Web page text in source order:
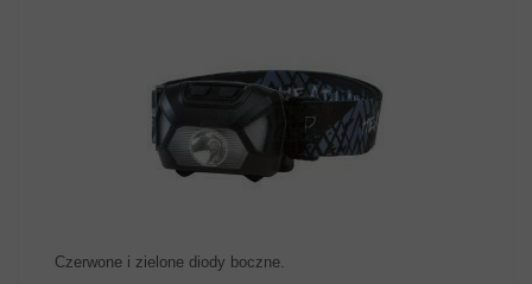
ZOBACZ PRODUKT
Czerwone i zielone diody boczne.